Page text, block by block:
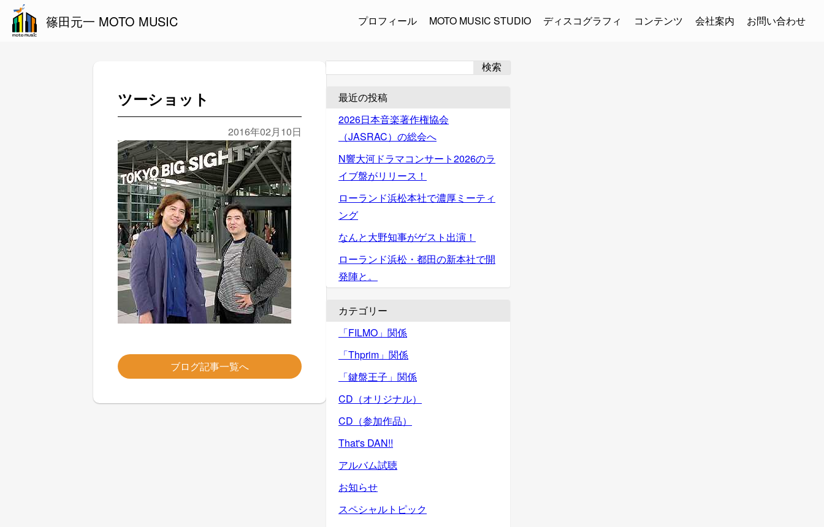
篠田元一 MOTO MUSIC プロフィール MOTO MUSIC STUDIO ディスコグラフィ コンテンツ 会社案内 お問い合わせ
ツーショット
2016年02月10日
ブログ記事一覧へ
検索
最近の投稿
2026日本音楽著作権協会
（JASRAC）の総会へ
N響大河ドラマコンサート2026のラ
イブ盤がリリース！
ローランド浜松本社で濃厚ミーティ
ング
なんと大野知事がゲスト出演！
ローランド浜松・都田の新本社で開
発陣と。
カテゴリー
「FILMO」関係
「Thprim」関係
「鍵盤王子」関係
CD（オリジナル）
CD（参加作品）
That's DAN!!
アルバム試聴
お知らせ
スペシャルトピック